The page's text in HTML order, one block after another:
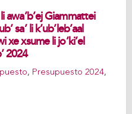
awa’b’ej Giammattei
sa’ li k’ub’leb’aal
xe xsume li jo’ki’el
2024
, Presupuesto 2024,